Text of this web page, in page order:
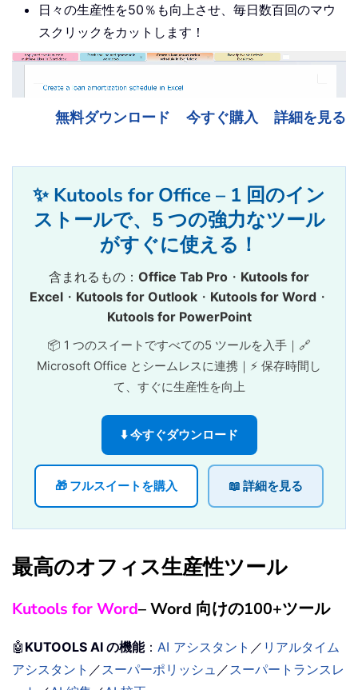
日々の生産性を50％も向上させ、毎日数百回のマウ
スクリックをカットします！
無料ダウンロード 今すぐ購入 詳細を見る
✨ Kutools for Office – 1 回のイン
ストールで、5 つの強力なツール
がすぐに使える！
含まれるもの： Office Tab Pro ・ Kutools for
Excel・ Kutools for Outlook・ Kutools for Word・
Kutools for PowerPoint
📦 1 つのスイートですべての5 ツールを入手｜🔗
Microsoft Office とシームレスに連携｜⚡ 保存時間し
て、すぐに生産性を向上
⬇️ 今すぐダウンロード
🎁 フルスイートを購入 📖 詳細を見る
最高のオフィス生産性ツール
Kutools for Word– Word 向けの100+ツール
🤖 KUTOOLS AI の機能： AI アシスタント ／ リアルタイム
アシスタント ／ スーパーポリッシュ ／ スーパートランスレ